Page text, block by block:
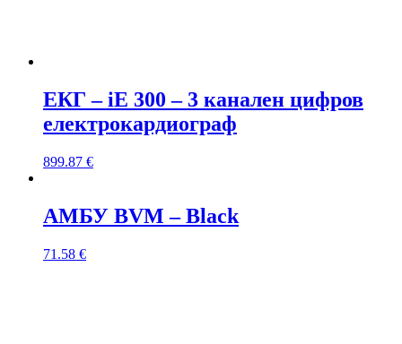
ЕКГ – iE 300 – 3 канален цифров
електрокардиограф
899.87 €
АМБУ BVM – Black
71.58 €